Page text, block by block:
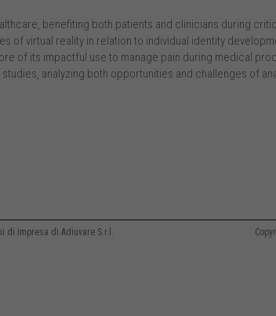
benefiting both patients and clinicians during
of virtual reality in relation to individual identity
of its impactful use to manage pain during medical
analyzing both opportunities and challenges of
di impresa di Adiuvare S.r.l.